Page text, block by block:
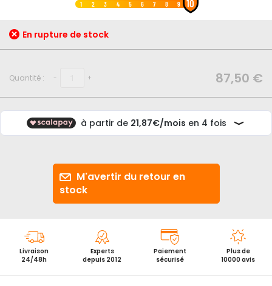
de
la
1 2 3 4 5 6 7 8 9 10
En rupture de stock
Quantité : - + 87,50 €
M'avertir du retour en
stock
Livraison
24/48h
Experts
depuis 2012
Paiement
sécurisé
Plus de
10000 avis